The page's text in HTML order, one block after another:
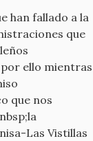
mcyp-
old
han fallado a la
que
ello mientras
que nos
Las Vistillas